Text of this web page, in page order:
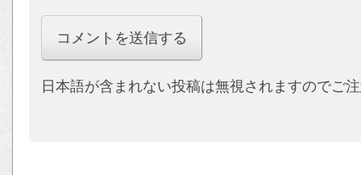
日本語が含まれない投稿は無視されますのでご